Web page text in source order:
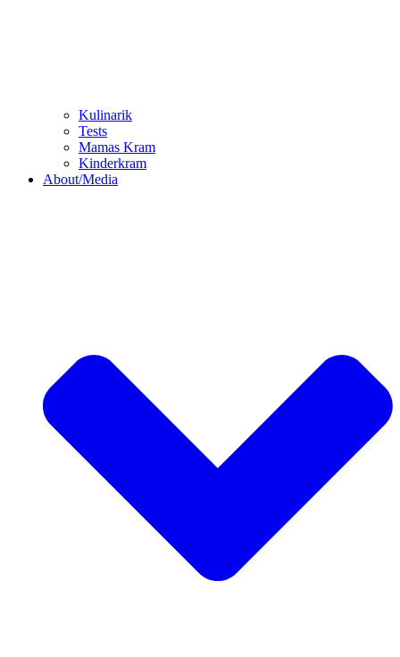
Kulinarik
Tests
Mamas Kram
Kinderkram
About/Media